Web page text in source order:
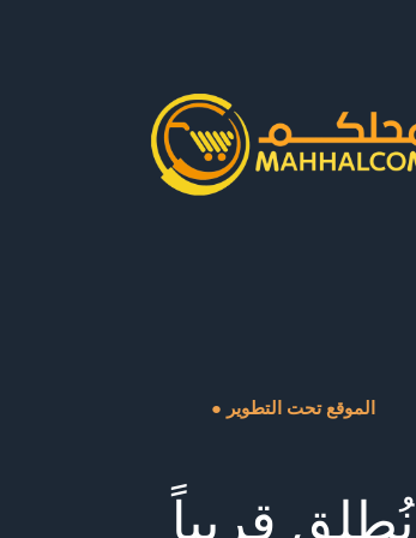
● الموقع تحت التطوير
نُطلق قريباً